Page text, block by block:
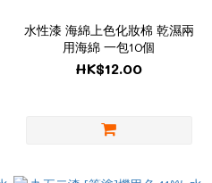
水性漆 海綿上色化妝棉 乾濕兩
用海綿 一包10個
HK$12.00